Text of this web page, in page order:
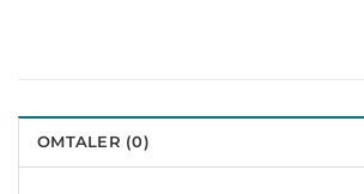
OMTALER (0)